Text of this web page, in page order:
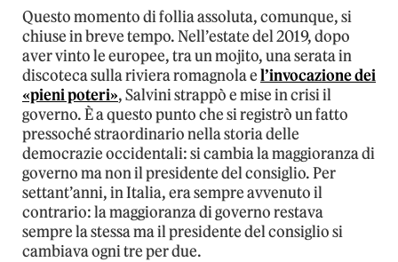
Questo momento di follia assoluta, comunque, si
chiuse in breve tempo. Nell’estate del 2019, dopo
aver vinto le europee, tra un mojito, una serata in
discoteca sulla riviera romagnola el’invocazione dei
«pieni poteri», Salvini strappò e mise in crisi il
governo. È a questo punto che si registrò un fatto
pressoché straordinario nella storia delle
democrazie occidentali: si cambia la maggioranza di
governo ma non il presidente del consiglio. Per
settant’anni, in Italia, era sempre avvenuto il
contrario: la maggioranza di governo restava
sempre la stessa ma il presidente del consiglio si
cambiava ogni tre per due.